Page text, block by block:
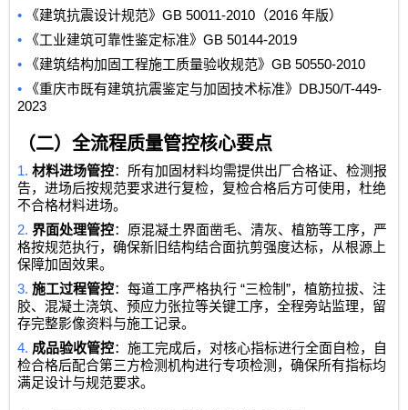
•
《建筑抗震设计规范》GB 50011-2010 （2016年版）
• 《工业建筑可靠性鉴定标准》GB 50144-2019
•
《建筑结构加固工程施工质量验收规范》GB 50550-2010
•
《重庆市既有建筑抗震鉴定与加固技术标准》 DBJ50/T-449-
2023
（二）全流程质量管控核心要点
1.材料进场管控：所有加固材料均需提供出厂合格证、检测报
告，进场后按规范要求进行复检，复检合格后方可使用，杜绝
不合格材料进场。
2.界面处理管控：原混凝土界面凿毛、清灰、植筋等工序，严
格按规范执行，确保新旧结构结合面抗剪强度达标，从根源上
保障加固效果。
3.施工过程管控：每道工序严格执行 “三检制”，植筋拉拔、注
胶、混凝土浇筑、预应力张拉等关键工序，全程旁站监理，留
存完整影像资料与施工记录。
4. 成品验收管控：施工完成后，对核心指标进行全面自检，自
检合格后配合第三方检测机构进行专项检测，确保所有指标均
满足设计与规范要求。